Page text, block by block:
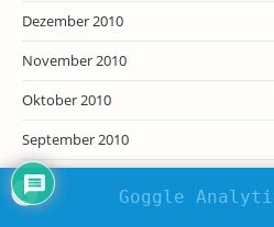
Dezember 2010
November 2010
Oktober 2010
September 2010
August 2010
Goggle